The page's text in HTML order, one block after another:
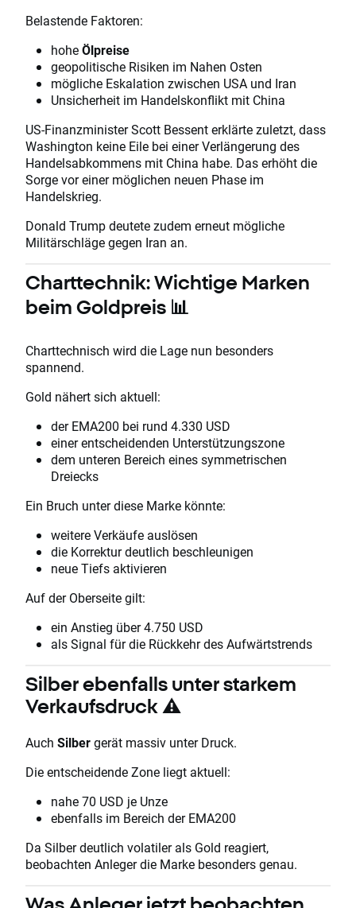
Belastende Faktoren:
hoheÖlpreise
geopolitische Risiken im Nahen Osten
mögliche Eskalation zwischen USA und Iran
Unsicherheit im Handelskonflikt mit China
US-Finanzminister Scott Bessent erklärte zuletzt, dass
Washington keine Eile bei einer Verlängerung des
Handelsabkommens mit China habe. Das erhöht die
Sorge vor einer möglichen neuen Phase im
Handelskrieg.
Donald Trump deutete zudem erneut mögliche
Militärschläge gegen Iran an.
Charttechnik: Wichtige Marken
beim Goldpreis 📊
Charttechnisch wird die Lage nun besonders
spannend.
Gold nähert sich aktuell:
der EMA200 bei rund 4.330 USD
einer entscheidenden Unterstützungszone
dem unteren Bereich eines symmetrischen
Dreiecks
Ein Bruch unter diese Marke könnte:
weitere Verkäufe auslösen
die Korrektur deutlich beschleunigen
neue Tiefs aktivieren
Auf der Oberseite gilt:
ein Anstieg über 4.750 USD
als Signal für die Rückkehr des Aufwärtstrends
Silber ebenfalls unter starkem
Verkaufsdruck ⚠️
Auch Silbergerät massiv unter Druck.
Die entscheidende Zone liegt aktuell:
nahe 70 USD je Unze
ebenfalls im Bereich der EMA200
Da Silber deutlich volatiler als Gold reagiert,
beobachten Anleger die Marke besonders genau.